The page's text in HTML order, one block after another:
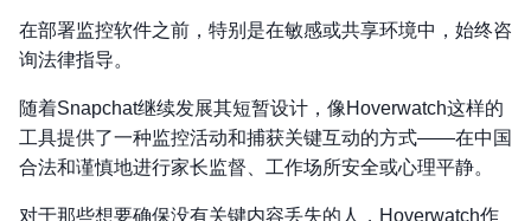
在部署监控软件之前，特别是在敏感或共享环境中，始终咨
询法律指导。
随着Snapchat继续发展其短暂设计，像Hoverwatch这样的
工具提供了一种监控活动和捕获关键互动的方式——在中国
合法和谨慎地进行家长监督、工作场所安全或心理平静。
对于那些想要确保没有关键内容丢失的人，Hoverwatch作